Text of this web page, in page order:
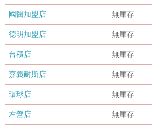
國醫加盟店 無庫存
德明加盟店 無庫存
台積店 無庫存
嘉義耐斯店 無庫存
環球店 無庫存
左營店 無庫存